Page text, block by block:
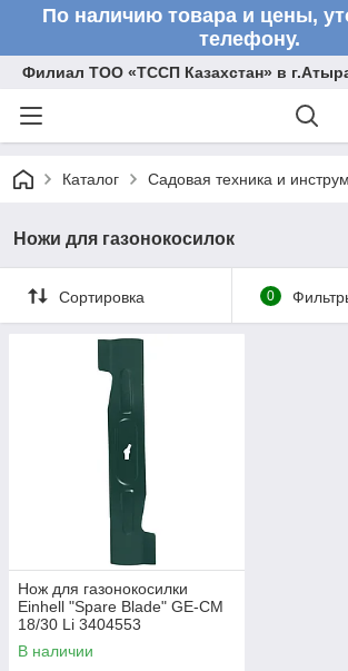
По наличию товара и цены,
телефону.
Филиал ТОО «ТССП Казахстан» в
Каталог Садовая техника и
Ножи для газонокосилок
Сортировка 0
Нож для газонокосилки
Einhell "Spare Blade" GE-CM
18/30 Li 3404553
В наличии